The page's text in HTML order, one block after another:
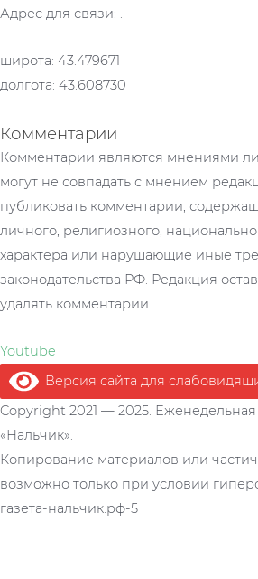
Адрес для связи: .
широта: 43.479671
долгота: 43.608730
Комментарии
Комментарии являются мнениями
могут не совпадать с мнением
публиковать комментарии,
личного, религиозного,
характера или нарушающие иные
законодательства РФ. Редакция
удалять комментарии.
Youtube
Версия сайта для
Copyright 2021 — 2025. Еженедельная
«Нальчик».
Копирование материалов или
возможно только при условии
газета-нальчик.рф-5